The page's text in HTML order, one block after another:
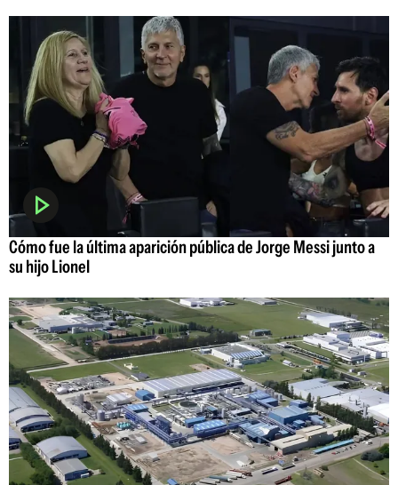
Cómo fue la última aparición pública de Jorge Messi junto a
su hijo Lionel